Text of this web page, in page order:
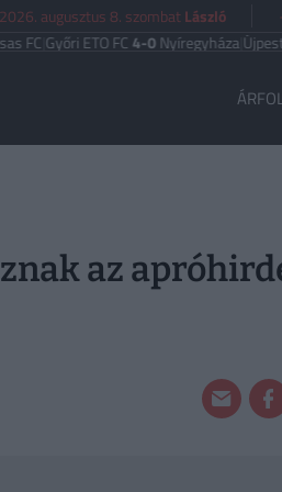
2026. augusztus 8. szombatLászló
ETO FC4-0Nyíregyháza|Újpest FC4-2
az